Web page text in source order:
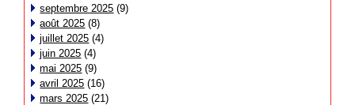
septembre 2025 (9)
août 2025 (8)
juillet 2025 (4)
juin 2025 (4)
mai 2025 (9)
avril 2025 (16)
mars 2025 (21)